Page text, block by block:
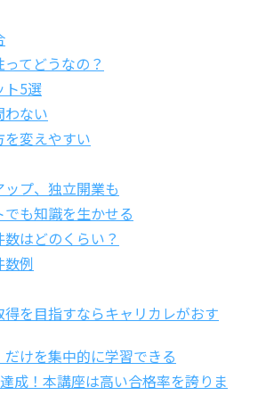
てどうなの？
ト5選
わない
を変えやすい
ップ、独立開業も
でも知識を生かせる
はどのくらい？
例
を目指すならキャリカレがおす
だけを集中的に学習できる
成！本講座は高い合格率を誇りま